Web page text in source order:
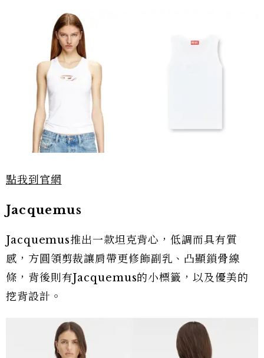
點我到官網
Jacquemus
Jacquemus推出一款坦克背心，低調而具有質
感，方圓領剪裁讓肩帶更修飾副乳、凸顯鎖骨線
條，背後則有Jacquemus的小標籤，以及優美的
挖背設計。